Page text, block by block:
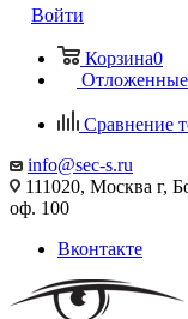
Войти
Корзина0
Отложенные
Сравнение
info@sec-s.ru
111020, Москва г,
оф. 100
Вконтакте